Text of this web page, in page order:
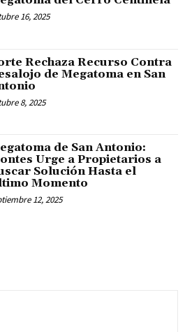
16, 2025
Rechaza Recurso Contra
de Megatoma en San
8, 2025
de San Antonio:
Urge a Propietarios a
Solución Hasta el
Momento
12, 2025